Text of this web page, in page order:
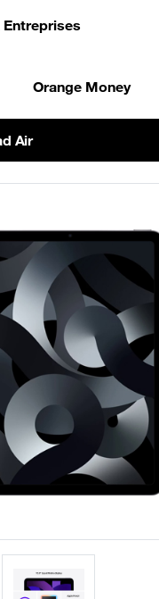
Orange Money
Air